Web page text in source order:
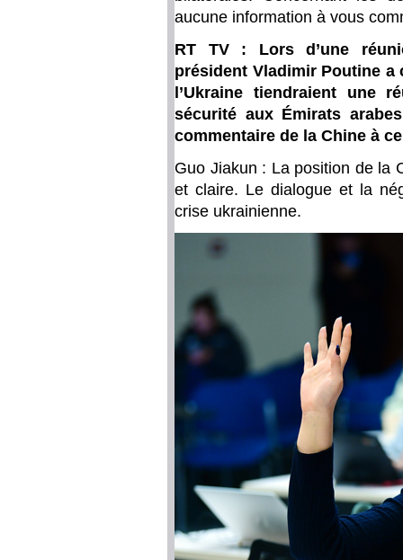
aucune information à vous
RT TV : Lors d’une
président Vladimir Poutine a
l’Ukraine tiendraient une
sécurité aux Émirats
commentaire de la Chine à
Guo Jiakun : La position de la
et claire. Le dialogue et la
crise ukrainienne.